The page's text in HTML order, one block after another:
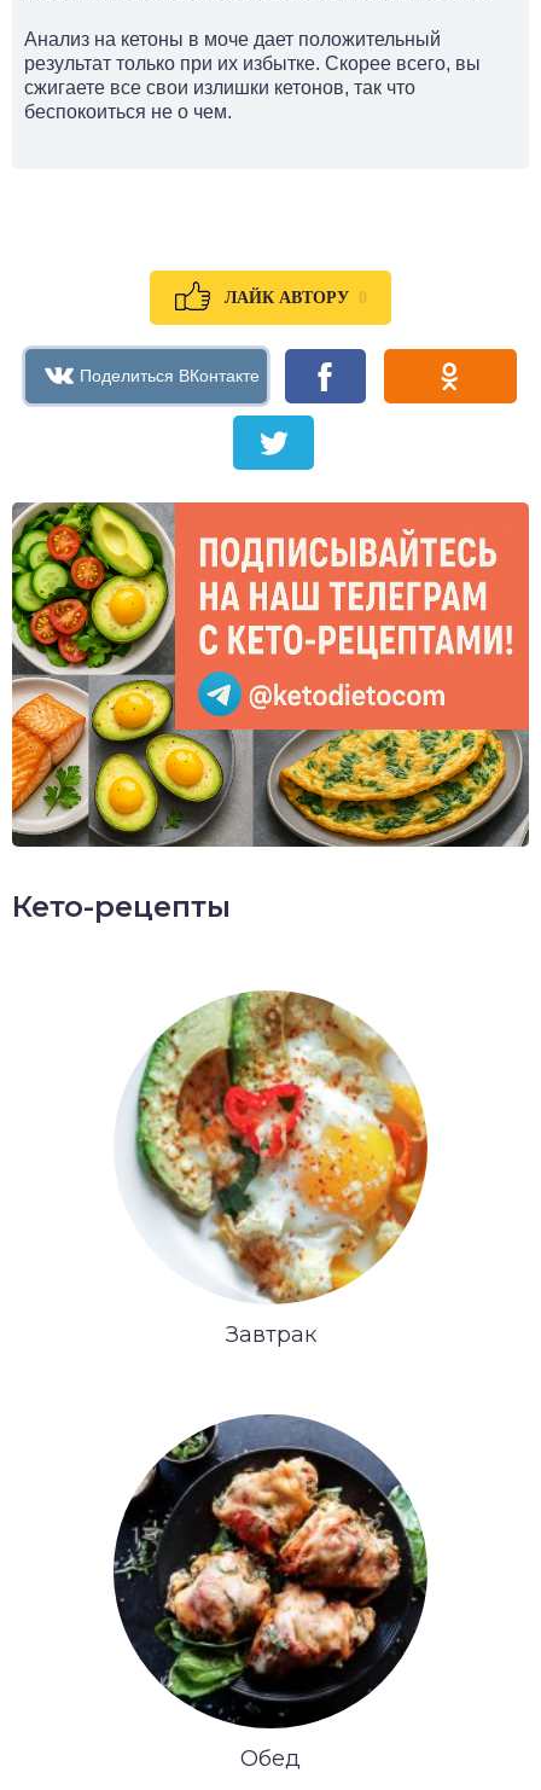
Анализ на кетоны в моче дает положительный
результат только при их избытке. Скорее всего, вы
сжигаете все свои излишки кетонов, так что
беспокоиться не о чем.
ЛАЙК АВТОРУ 0
Кето-рецепты
Завтрак
Обед